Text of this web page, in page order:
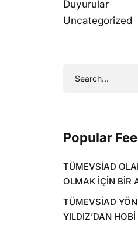
Duyurular
Uncategorized
Popular
TÜMEVSİAD
OLMAK İÇİN BİR
TÜMEVSİAD
YILDIZ’DAN